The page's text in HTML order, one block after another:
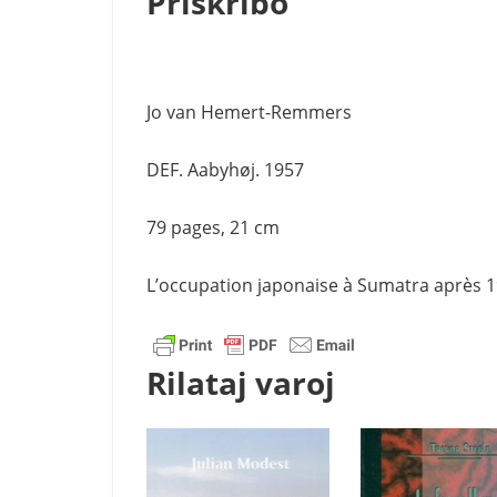
Jo van Hemert-Remmers
DEF. Aabyhøj. 1957
79 pages, 21 cm
L’occupation japonaise à Sumatra après
Rilataj varoj